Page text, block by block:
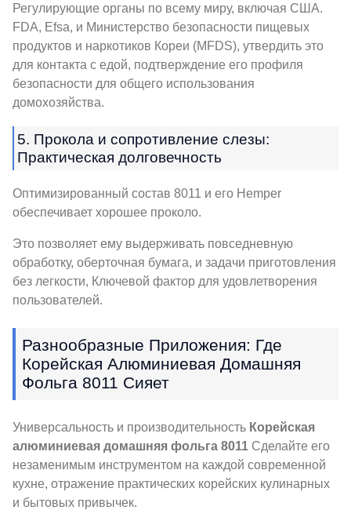
Регулирующие органы по всему миру, включая США.
FDA, Efsa, и Министерство безопасности пищевых
продуктов и наркотиков Кореи (MFDS), утвердить это
для контакта с едой, подтверждение его профиля
безопасности для общего использования
домохозяйства.
5. Прокола и сопротивление слезы:
Практическая долговечность
Оптимизированный состав 8011 и его Hemper
обеспечивает хорошее проколо.
Это позволяет ему выдерживать повседневную
обработку, оберточная бумага, и задачи приготовления
без легкости, Ключевой фактор для удовлетворения
пользователей.
Разнообразные Приложения: Где
Корейская Алюминиевая Домашняя
Фольга 8011 Сияет
Универсальность и производительность Корейская
алюминиевая домашняя фольга 8011 Сделайте его
незаменимым инструментом на каждой современной
кухне, отражение практических корейских кулинарных
и бытовых привычек.